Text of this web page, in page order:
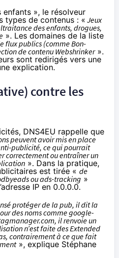
», le résolveur
types de contenus : « Jeux
des enfants, drogues,
». Les domaines de la liste
flux publics (comme Bon-
de contenu Webshrinker».
sont redirigés vers une
explication.
contre les
DNS4EU rappelle que
peuvent avoir mis en place
publicité, ce qui pourrait
correctement ou entraîner un
». Dans la pratique,
est tirée « de
ou ads-tracking »
IP en 0.0.0.0.
protéger de la pub, il dit la
des noms comme google-
il renvoie un
n’est faite desExtended
contrairement à ce que fait
», explique Stéphane